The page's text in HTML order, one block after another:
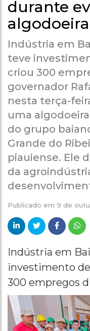
durante
algodoeira
Indústria em
teve
criou 300
governador
nesta terça-
uma
do grupo
Grande do
piauiense. Ele
da
Publicado em 9 de
Indústria em
investimento
300 empregos